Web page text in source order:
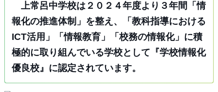
上常呂中学校は２０２４年度より３年間「情
報化の推進体制」を整え、「教科指導における
ICT活用」「情報教育」「校務の情報化」に積
極的に取り組んでいる学校として『学校情報化
優良校』に認定されています。